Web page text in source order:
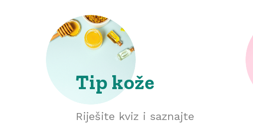
Tip kože
Riješite kviz i saznajte